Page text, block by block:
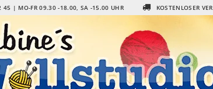
45 | MO-FR 09.30 -18.00, SA -15.00 UHR KOSTENLOSER